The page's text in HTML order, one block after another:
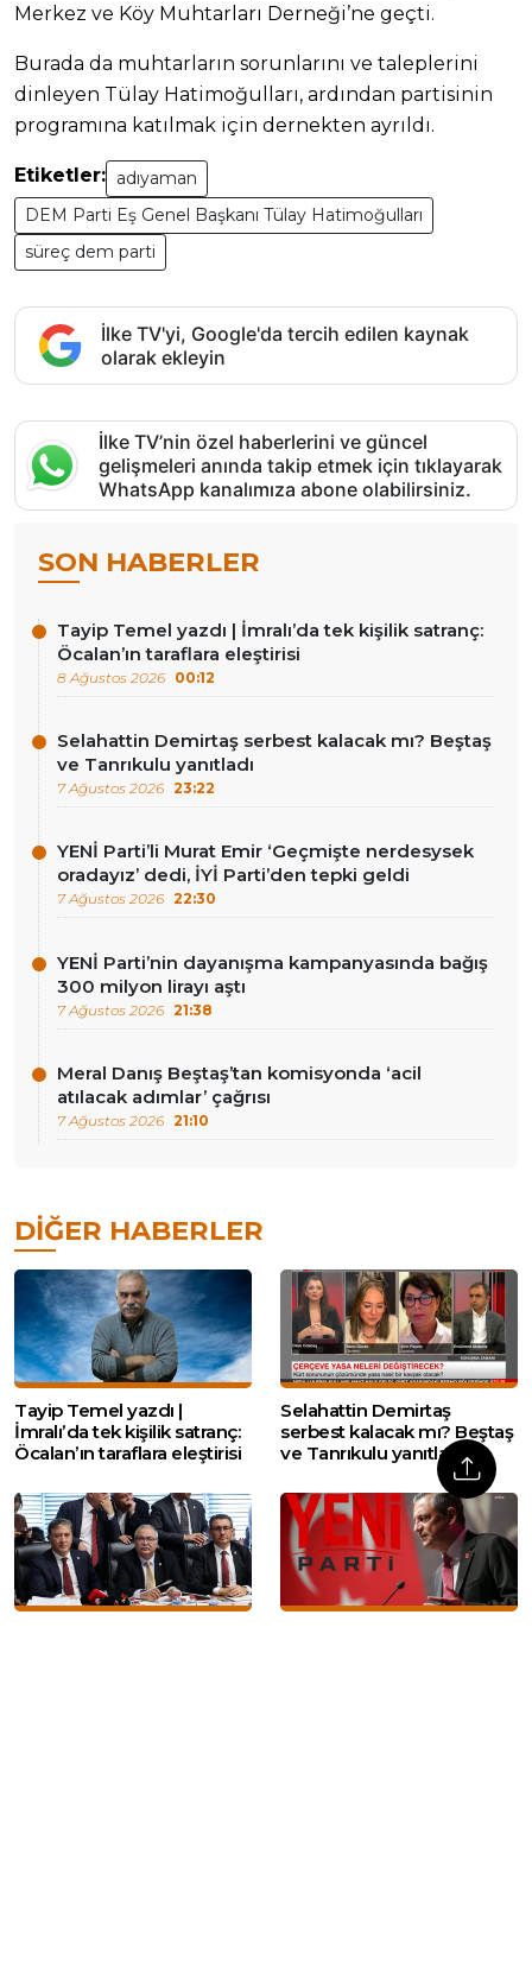
Merkez ve Köy Muhtarları Derneği’ne geçti.
Burada da muhtarların sorunlarını ve taleplerini
dinleyen Tülay Hatimoğulları, ardından partisinin
programına katılmak için dernekten ayrıldı.
Etiketler: adıyaman
DEM Parti Eş Genel Başkanı Tülay Hatimoğulları
süreç dem parti
İlke TV'yi, Google'da tercih edilen kaynak
olarak ekleyin
İlke TV’nin özel haberlerini ve güncel
gelişmeleri anında takip etmek için tıklayarak
WhatsApp kanalımıza abone olabilirsiniz.
SON HABERLER
Tayip Temel yazdı | İmralı’da tek kişilik satranç:
Öcalan’ın taraflara eleştirisi
8 Ağustos 2026 00:12
Selahattin Demirtaş serbest kalacak mı? Beştaş
ve Tanrıkulu yanıtladı
7 Ağustos 2026 23:22
YENİ Parti’li Murat Emir ‘Geçmişte nerdesysek
oradayız’ dedi, İYİ Parti’den tepki geldi
7 Ağustos 2026 22:30
YENİ Parti’nin dayanışma kampanyasında bağış
300 milyon lirayı aştı
7 Ağustos 2026 21:38
Meral Danış Beştaş’tan komisyonda ‘acil
atılacak adımlar’ çağrısı
7 Ağustos 2026 21:10
DIĞER HABERLER
Tayip Temel yazdı |
İmralı’da tek kişilik satranç:
Öcalan’ın taraflara eleştirisi
Selahattin Demirtaş
serbest kalacak mı? Beştaş
ve Tanrıkulu yanıtladı